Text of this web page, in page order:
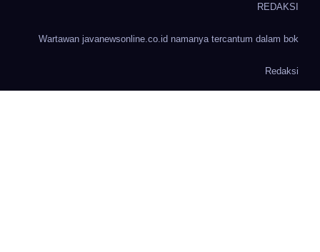
REDAKSI
Wartawan javanewsonline.co.id namanya tercantum dalam bok
Redaksi